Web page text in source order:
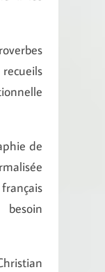
de